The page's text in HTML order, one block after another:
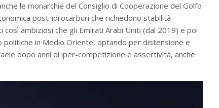
le monarchie del Consiglio di Cooperazione del Golfo
post-idrocarburi che richiedono stabilità
ambiziosi che gli Emirati Arabi Uniti (dal 2019) e poi
politiche in Medio Oriente, optando per distensione e
dopo anni di iper-competizione e assertività, anche